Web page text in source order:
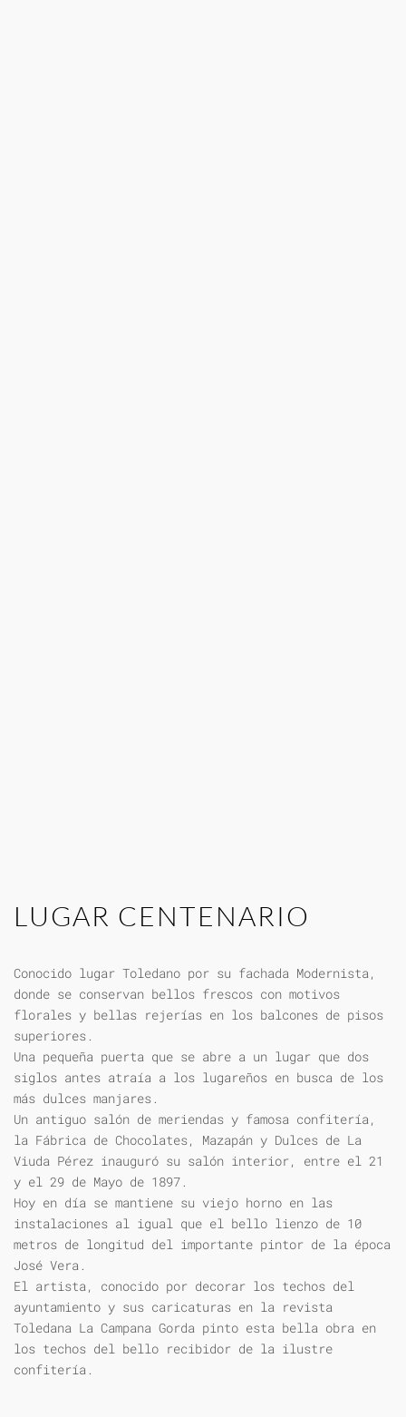
LUGAR CENTENARIO
Conocido lugar Toledano por su fachada Modernista,
donde se conservan bellos frescos con motivos
florales y bellas rejerías en los balcones de pisos
superiores.
Una pequeña puerta que se abre a un lugar que dos
siglos antes atraía a los lugareños en busca de los
más dulces manjares.
Un antiguo salón de meriendas y famosa confitería,
la Fábrica de Chocolates, Mazapán y Dulces de La
Viuda Pérez inauguró su salón interior, entre el 21
y el 29 de Mayo de 1897.
Hoy en día se mantiene su viejo horno en las
instalaciones al igual que el bello lienzo de 10
metros de longitud del importante pintor de la época
José Vera.
El artista, conocido por decorar los techos del
ayuntamiento y sus caricaturas en la revista
Toledana La Campana Gorda pinto esta bella obra en
los techos del bello recibidor de la ilustre
confitería.